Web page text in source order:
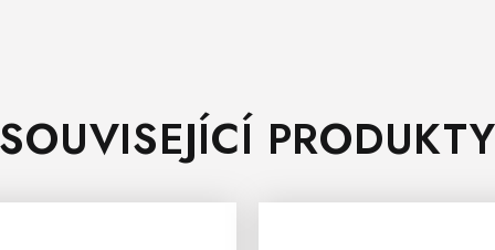
SOUVISEJÍCÍ PRODUKTY